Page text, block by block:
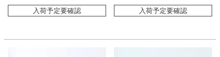
入荷予定要確認 入荷予定要確認